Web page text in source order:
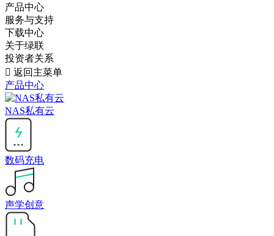
产品中心
服务与支持
下载中心
关于绿联
投资者关系
 返回主菜单
产品中心
NAS私有云
数码充电
声学创意